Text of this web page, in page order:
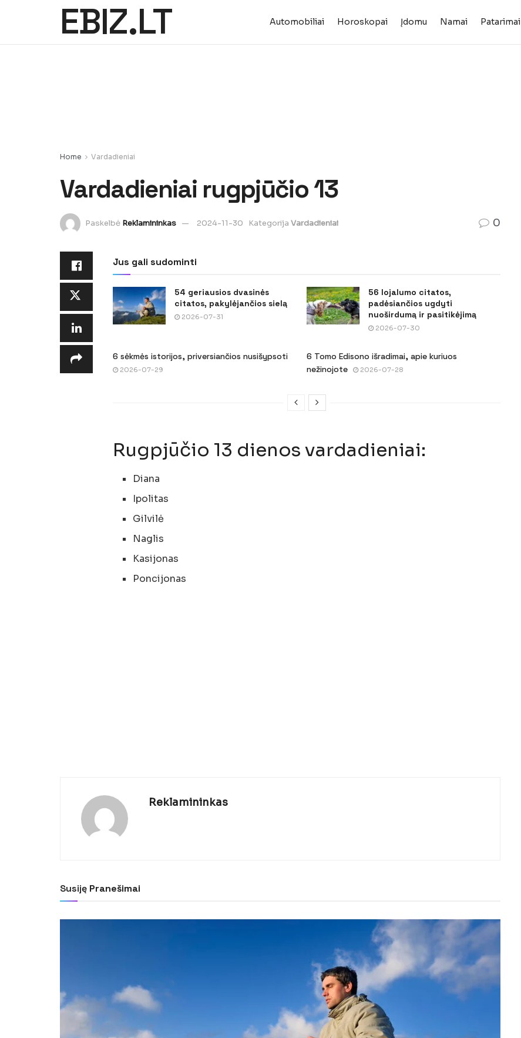
EBIZ.LT Automobiliai Horoskopai Įdomu Namai Patarimai
Home Vardadieniai
Vardadieniai rugpjūčio 13
Paskelbė Reklamininkas 2024-11-30 Kategorija Vardadieniai 0
Jus gali sudominti
54 geriausios dvasinės
citatos, pakylėjančios sielą
2026-07-31
56 lojalumo citatos,
padėsiančios ugdyti
nuoširdumą ir pasitikėjimą
2026-07-30
6 sėkmės istorijos, priversiančios nusišypsoti
2026-07-29
6 Tomo Edisono išradimai, apie kuriuos
nežinojote
2026-07-28
Rugpjūčio 13 dienos vardadieniai:
Diana
Ipolitas
Gilvilė
Naglis
Kasijonas
Poncijonas
Reklamininkas
Susiję Pranešimai